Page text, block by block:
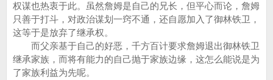
权谋也热衷于此。虽然詹姆是自己的兄长，但平心而论，詹姆
只善于打斗，对政治谋划一窍不通，还自愿加入了御林铁卫，
这等于是放弃了继承权。
而父亲基于自己的好恶，千方百计要求詹姆退出御林铁卫
继承家族，而将有能力的自己抛于家族边缘，这怎么能说是为
了家族利益为先呢。